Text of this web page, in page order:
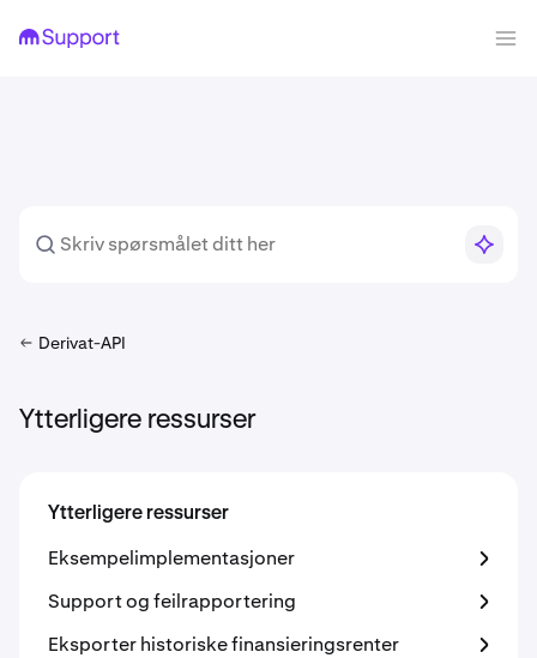
Derivat-API
Ytterligere ressurser
Ytterligere ressurser
Eksempelimplementasjoner
Support og feilrapportering
Eksporter historiske finansieringsrenter